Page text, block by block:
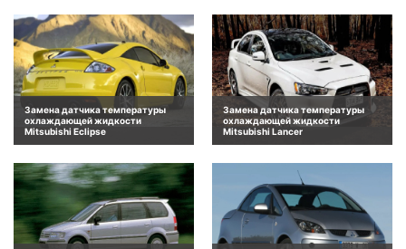
Замена датчика температуры
охлаждающей жидкости
Mitsubishi Eclipse
Замена датчика температуры
охлаждающей жидкости
Mitsubishi Lancer